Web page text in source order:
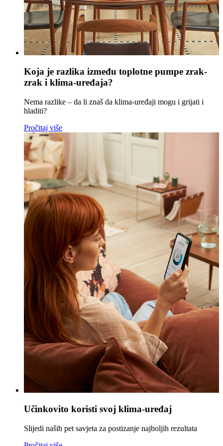
Koja je razlika između toplotne pumpe zrak-
zrak i klima-uređaja?
Nema razlike – da li znaš da klima-uređaji mogu i grijati i
hladiti?
Pročitaj više
Učinkovito koristi svoj klima-uređaj
Slijedi naših pet savjeta za postizanje najboljih rezultata